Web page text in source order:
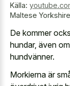
Källa:
Maltese
De kommer
hundar, även
hundvänner.
Morkierna är